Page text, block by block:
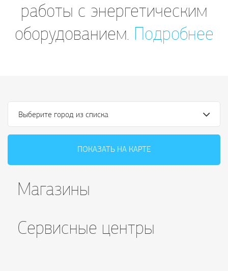
работы с энергетическим
оборудованием. Подробнее
Выберите город из списка
ПОКАЗАТЬ НА КАРТЕ
Магазины
Сервисные центры